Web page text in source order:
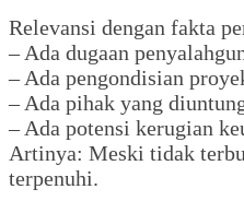
Relevansi dengan fakta
– Ada dugaan
– Ada pengondisian
– Ada pihak yang
– Ada potensi kerugian
Artinya: Meski tidak
terpenuhi.